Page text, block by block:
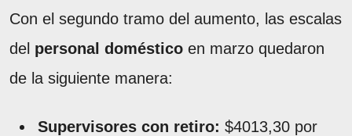
Con el segundo tramo del aumento, las escalas
del personal doméstico en marzo quedaron
de la siguiente manera:
Supervisores con retiro: $4013,30 por